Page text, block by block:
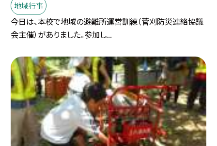
地域行事
今日は、本校で地域の避難所運営訓練（菅刈防災連絡協議
会主催）がありました。参加し...